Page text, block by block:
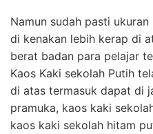
Namun sudah pasti
di kenakan lebih kerap di
berat badan para pelajar
Kaos Kaki sekolah Putih
di atas termasuk dapat di
pramuka, kaos kaki
kaos kaki sekolah hitam